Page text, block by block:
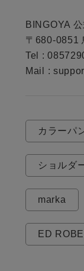
BINGOYA
〒680-0851
Tel :
Mail :
カラーパ
ショルダ
marka
ED